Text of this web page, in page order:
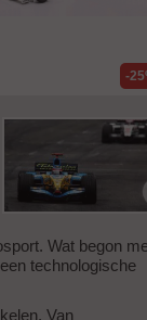
-
Wat begon
technologische
Van